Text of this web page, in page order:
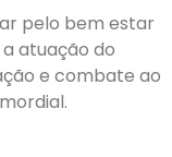
pelo bem estar
atuação do
e combate ao